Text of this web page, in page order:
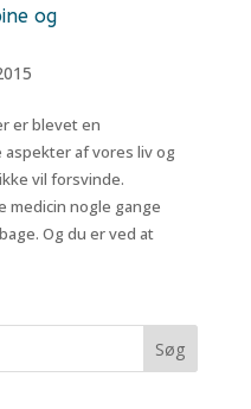
og
er blevet en
af vores liv og
vil forsvinde.
medicin nogle gange
Og du er ved at